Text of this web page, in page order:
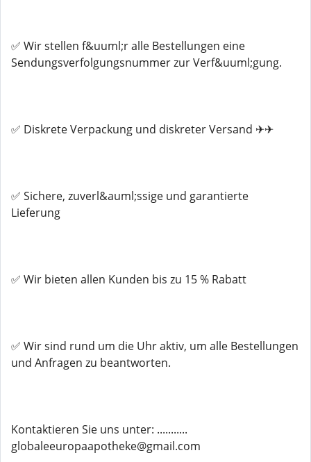
✅ Wir stellen f&uuml;r alle Bestellungen eine
Sendungsverfolgungsnummer zur Verf&uuml;gung.
✅ Diskrete Verpackung und diskreter Versand ✈✈
✅ Sichere, zuverl&auml;ssige und garantierte
Lieferung
✅ Wir bieten allen Kunden bis zu 15 % Rabatt
✅ Wir sind rund um die Uhr aktiv, um alle Bestellungen
und Anfragen zu beantworten.
Kontaktieren Sie uns unter: ...........
globaleeuropaapotheke@gmail.com